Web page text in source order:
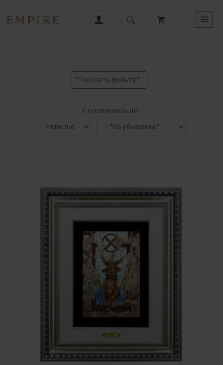
°Показать фильтр°
Сортировать по :